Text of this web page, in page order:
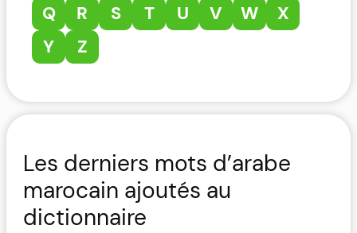
Q
R S T U V W
X
Y
Z
Les derniers mots d’arabe
marocain ajoutés au
dictionnaire